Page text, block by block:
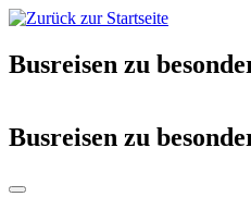
Busreisen zu
Busreisen zu